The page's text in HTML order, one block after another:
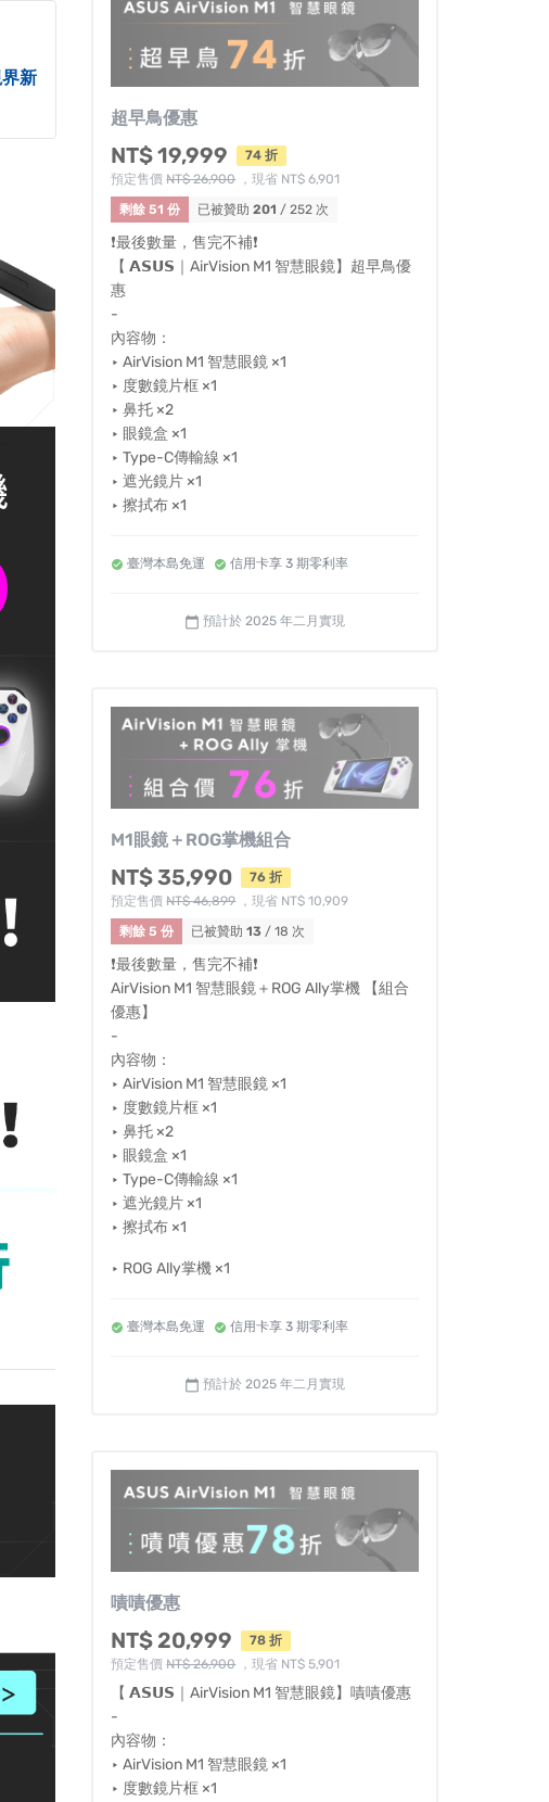
新
超早鳥優惠
NT$ 19,999
74 折
預定售價NT$ 26,900，現省 NT$ 6,901
剩餘 51 份
已被贊助201 / 252 次
❗️最後數量，售完不補❗️
【 𝗔𝗦𝗨𝗦｜AirVision M1 智慧眼鏡】超早鳥優
惠
-
內容物：
‣ AirVision M1 智慧眼鏡 ×1
‣ 度數鏡片框 ×1
‣ 鼻托 ×2
‣ 眼鏡盒 ×1
‣ Type-C傳輸線 ×1
‣ 遮光鏡片 ×1
‣ 擦拭布 ×1
臺灣本島免運 信用卡享 3 期零利率
calendar_today 預計於 2025 年二月實現
M1眼鏡＋ROG掌機組合
NT$ 35,990
76 折
預定售價NT$ 46,899，現省 NT$ 10,909
剩餘 5 份
已被贊助13 / 18 次
❗️最後數量，售完不補❗️
AirVision M1 智慧眼鏡＋ROG Ally掌機 【組合
優惠】
-
內容物：
‣ AirVision M1 智慧眼鏡 ×1
‣ 度數鏡片框 ×1
‣ 鼻托 ×2
‣ 眼鏡盒 ×1
‣ Type-C傳輸線 ×1
‣ 遮光鏡片 ×1
‣ 擦拭布 ×1
‣ ROG Ally掌機 ×1
臺灣本島免運 信用卡享 3 期零利率
calendar_today 預計於 2025 年二月實現
嘖嘖優惠
NT$ 20,999
78 折
預定售價NT$ 26,900，現省 NT$ 5,901
【 𝗔𝗦𝗨𝗦｜AirVision M1 智慧眼鏡】嘖嘖優惠
-
內容物：
‣ AirVision M1 智慧眼鏡 ×1
‣ 度數鏡片框 ×1